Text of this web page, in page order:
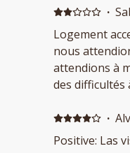
·
Logement
nous
attendions à mieux. A l'arrivée, personne pour nous
des difficultés
avoir dormi)
marche que
·
Positive: Las